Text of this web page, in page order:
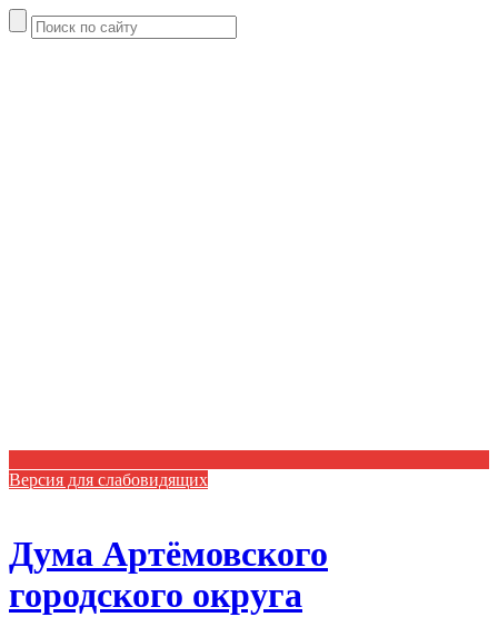
Версия для слабовидящих
Дума Артёмовского
городского округа